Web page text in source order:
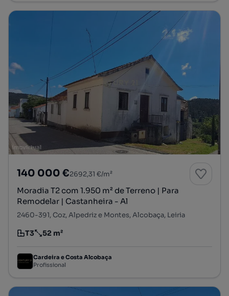
140 000 €2692,31 €/m²
Moradia T2 com 1.950 m² de Terreno | Para
Remodelar | Castanheira - Al
2460-391, Coz, Alpedriz e Montes, Alcobaça, Leiria
Tipologia
T3
Preço por metro quadrado
52 m²
Cardeira e Costa Alcobaça
Profissional